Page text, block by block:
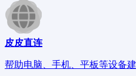
皮皮直连
帮助电脑、手机、平板等设备